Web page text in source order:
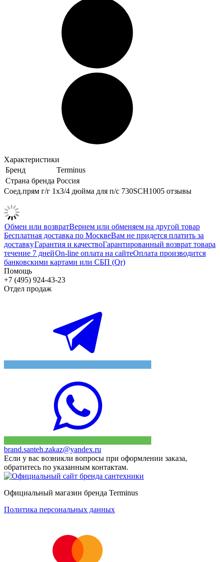
Характеристики
Бренд
Terminus
Страна бренда Россия
Соед.прям г/г 1х3/4 дюйма для п/с 730SCH1005 отзывы
Обмен или возвратВернем или обменяем на другой товар
Бесплатная доставка по МосквеВам не придется платить за
доставкуГарантия и качествоГарантированный возврат товара
течение 7 днейOn-line оплата на сайтеОплата производится
банковскими картами или СБП (Qr)
Помощь
+7 (495) 924-43-23
Отдел продаж
brand.santeh.zakaz@yandex.ru
Если у вас возникли вопросы при оформлении заказа,
обратитесь по указанным контактам.
Официальный магазин бренда Terminus
Политика персональных данных